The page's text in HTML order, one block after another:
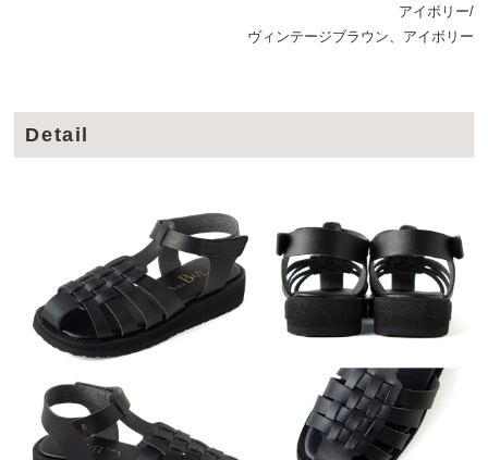
アイボリー/
ヴィンテージブラウン、アイボリー
Detail